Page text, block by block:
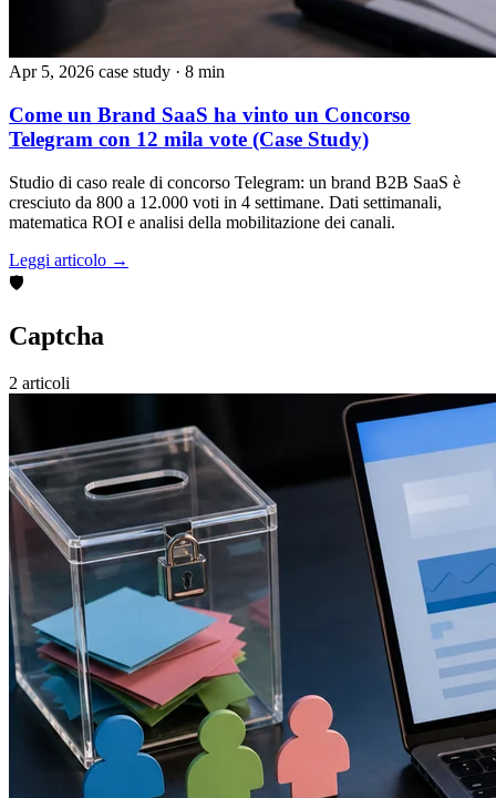
Apr 5, 2026 case study · 8 min
Come un Brand SaaS ha vinto un Concorso
Telegram con 12 mila vote (Case Study)
Studio di caso reale di concorso Telegram: un brand B2B SaaS è
cresciuto da 800 a 12.000 voti in 4 settimane. Dati settimanali,
matematica ROI e analisi della mobilitazione dei canali.
Leggi articolo →
🛡️
Captcha
2 articoli